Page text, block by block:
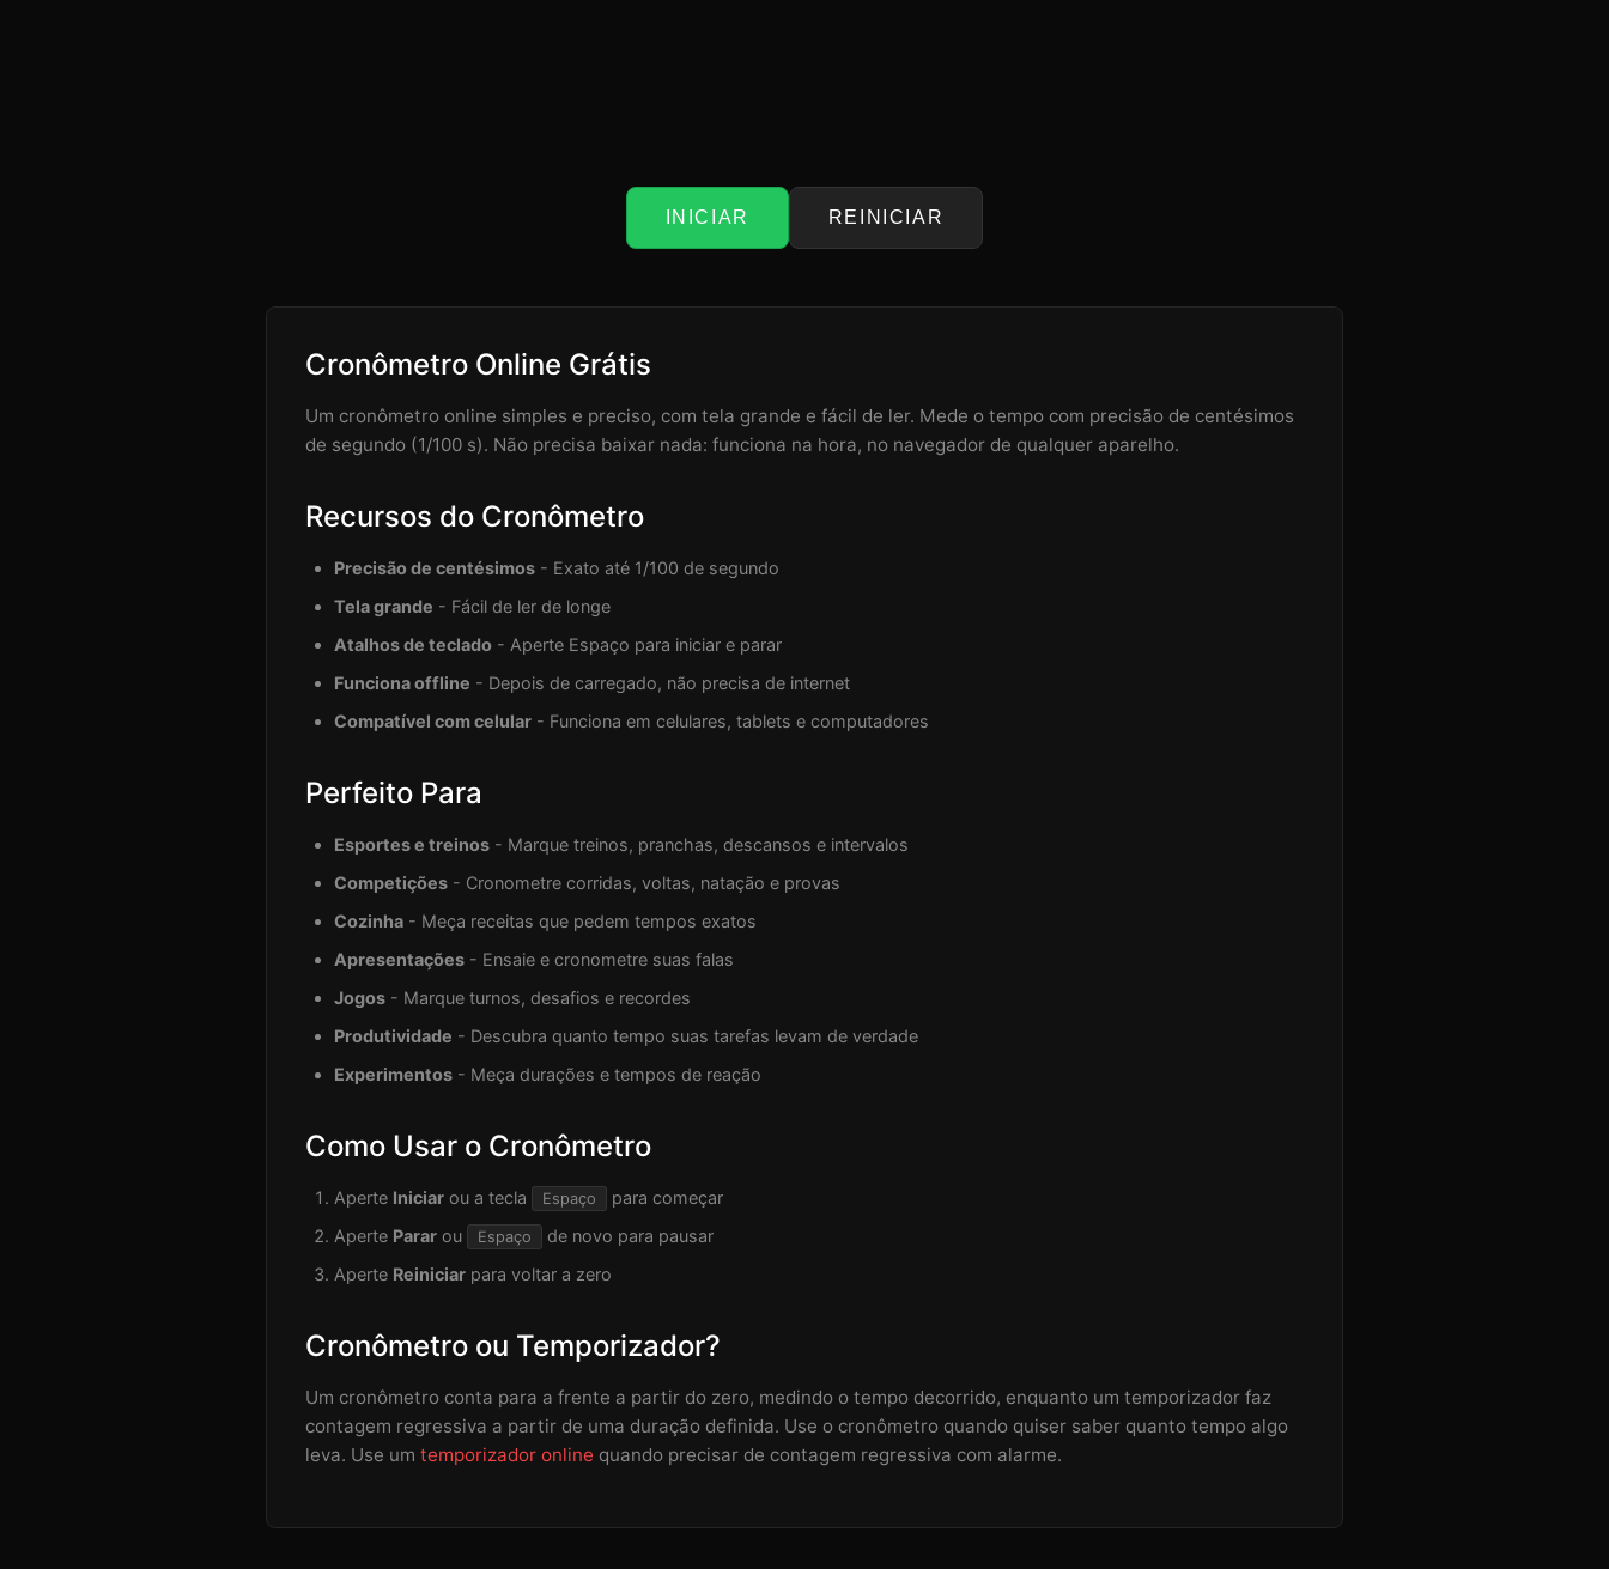
INICIAR REINICIAR
Cronômetro Online Grátis
Um cronômetro online simples e preciso, com tela grande e fácil de ler. Mede o tempo com precisão de centésimos
de segundo (1/100 s). Não precisa baixar nada: funciona na hora, no navegador de qualquer aparelho.
Recursos do Cronômetro
Precisão de centésimos - Exato até 1/100 de segundo
Tela grande - Fácil de ler de longe
Atalhos de teclado - Aperte Espaço para iniciar e parar
Funciona offline - Depois de carregado, não precisa de internet
Compatível com celular - Funciona em celulares, tablets e computadores
Perfeito Para
Esportes e treinos - Marque treinos, pranchas, descansos e intervalos
Competições - Cronometre corridas, voltas, natação e provas
Cozinha - Meça receitas que pedem tempos exatos
Apresentações - Ensaie e cronometre suas falas
Jogos - Marque turnos, desafios e recordes
Produtividade - Descubra quanto tempo suas tarefas levam de verdade
Experimentos - Meça durações e tempos de reação
Como Usar o Cronômetro
Aperte Iniciar ou a tecla Espaço
para começar
Aperte Parar ou Espaço
de novo para pausar
Aperte Reiniciar para voltar a zero
Cronômetro ou Temporizador?
Um cronômetro conta para a frente a partir do zero, medindo o tempo decorrido, enquanto um temporizador faz
contagem regressiva a partir de uma duração definida. Use o cronômetro quando quiser saber quanto tempo algo
leva. Use um temporizador online quando precisar de contagem regressiva com alarme.